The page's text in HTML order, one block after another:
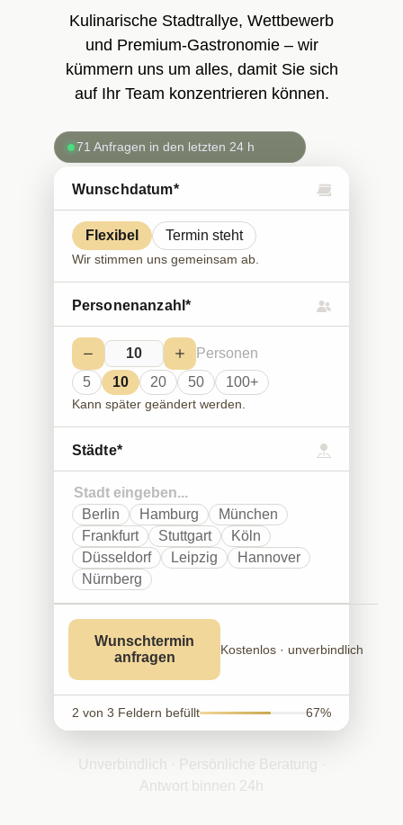
Kulinarische Stadtrallye, Wettbewerb
und Premium-Gastronomie – wir
kümmern uns um alles, damit Sie sich
auf Ihr Team konzentrieren können.
71 Anfragen in den letzten 24 h
Wunschdatum*
Flexibel Termin steht
Wir stimmen uns gemeinsam ab.
Personenanzahl*
Personen
5
10 20 50 100+
Kann später geändert werden.
Städte*
Berlin Hamburg
München
Frankfurt
Stuttgart
Köln
Düsseldorf
Leipzig
Hannover
Nürnberg
Wunschtermin
anfragen
Kostenlos · unverbindlich
2 von 3 Feldern befüllt 67%
Antwort binnen 24h